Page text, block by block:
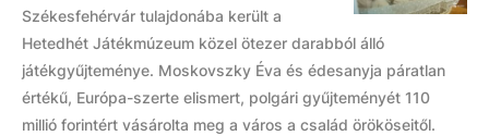
Székesfehérvár tulajdonába került a
Hetedhét Játékmúzeum közel ötezer darabból álló
játékgyűjteménye. Moskovszky Éva és édesanyja páratlan
értékű, Európa-szerte elismert, polgári gyűjteményét 110
millió forintért vásárolta meg a város a család örököseitől.